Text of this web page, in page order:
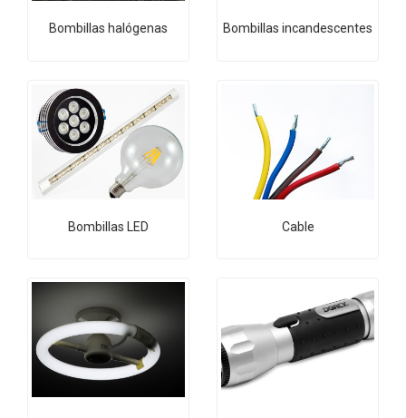
Bombillas halógenas Bombillas incandescentes
Bombillas LED Cable